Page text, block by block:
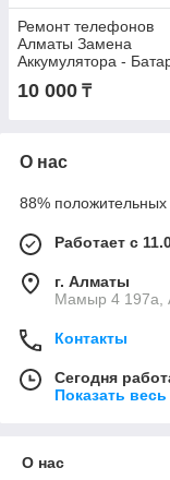
Ремонт телефонов
Алматы Замена
Аккумулятора -
iPhone 13 mini
гарантией !
10 000 ₸
О нас
88% положительных
Работает с
г. Алматы
Мамыр 4 197а,
Контакты
Сегодня
Показать
О нас